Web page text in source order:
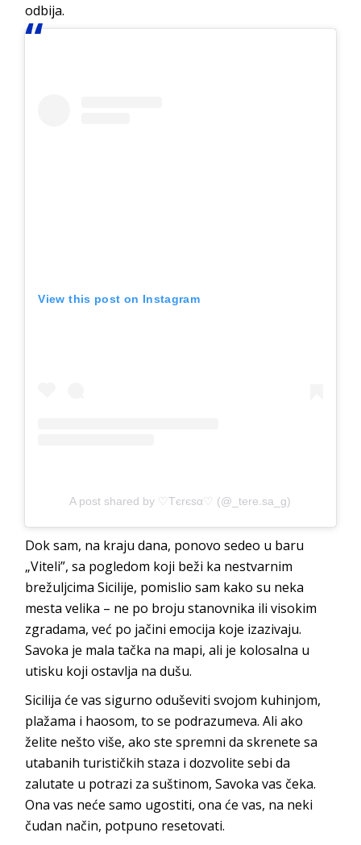
odbija.
View this post on Instagram
A post shared by ♡Tєrєsα♡ (@_tere.sa_g)
Dok sam, na kraju dana, ponovo sedeo u baru
„Viteli”, sa pogledom koji beži ka nestvarnim
brežuljcima Sicilije, pomislio sam kako su neka
mesta velika – ne po broju stanovnika ili visokim
zgradama, već po jačini emocija koje izazivaju.
Savoka je mala tačka na mapi, ali je kolosalna u
utisku koji ostavlja na dušu.
Sicilija će vas sigurno oduševiti svojom kuhinjom,
plažama i haosom, to se podrazumeva. Ali ako
želite nešto više, ako ste spremni da skrenete sa
utabanih turističkih staza i dozvolite sebi da
zalutate u potrazi za suštinom, Savoka vas čeka.
Ona vas neće samo ugostiti, ona će vas, na neki
čudan način, potpuno resetovati.